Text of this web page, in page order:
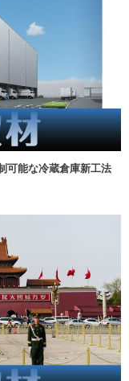
可能な冷蔵倉庫新工法